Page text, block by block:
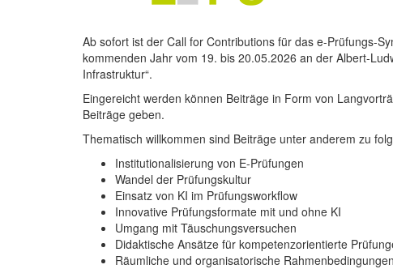
Ab sofort ist der Call for Contributions für das e-Prüfungs-
kommenden Jahr vom 19. bis 20.05.2026 an der Albert-
Infrastruktur“.
Eingereicht werden können Beiträge in Form von
Beiträge geben.
Thematisch willkommen sind Beiträge unter anderem zu
Institutionalisierung von E-Prüfungen
Wandel der Prüfungskultur
Einsatz von KI im Prüfungsworkflow
Innovative Prüfungsformate mit und ohne KI
Umgang mit Täuschungsversuchen
Didaktische Ansätze für kompetenzorientierte
Räumliche und organisatorische Rahmenbedingungen